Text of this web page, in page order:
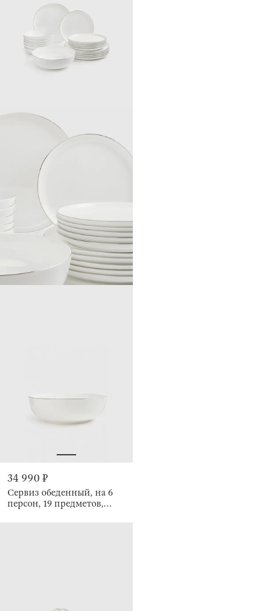
34 990 ₽
Сервиз обеденный, на 6
персон, 19 предметов,